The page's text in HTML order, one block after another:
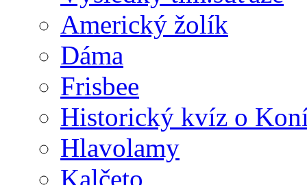
Americký žolík
Dáma
Frisbee
Historický kvíz o
Hlavolamy
Kalčeto